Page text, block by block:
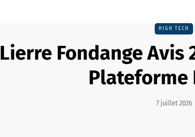
HIGH TECH
Lierre Fondange Avis
Plateforme
7 juillet 2026